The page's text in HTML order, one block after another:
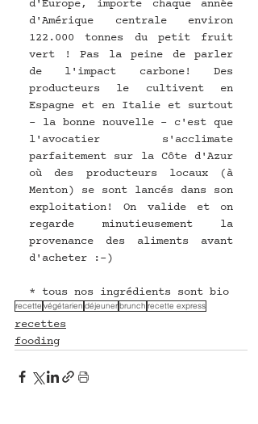
d'Europe, importe chaque année
d'Amérique centrale environ
122.000 tonnes du petit fruit
vert ! Pas la peine de parler
de l'impact carbone! Des
producteurs le cultivent en
Espagne et en Italie et surtout
- la bonne nouvelle - c'est que
l'avocatier s'acclimate
parfaitement sur la Côte d'Azur
où des producteurs locaux (à
Menton) se sont lancés dans son
exploitation! On valide et on
regarde minutieusement la
provenance des aliments avant
d'acheter :-)
* tous nos ingrédients sont bio
recette végétarien déjeunerbrunch recette express
recettes
fooding